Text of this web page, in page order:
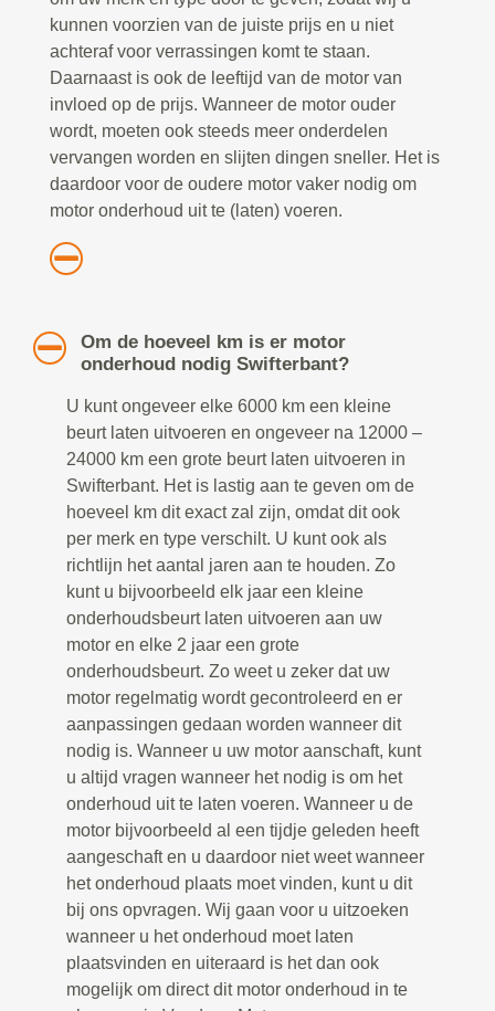
kunnen voorzien van de juiste prijs en u niet
achteraf voor verrassingen komt te staan.
Daarnaast is ook de leeftijd van de motor van
invloed op de prijs. Wanneer de motor ouder
wordt, moeten ook steeds meer onderdelen
vervangen worden en slijten dingen sneller. Het is
daardoor voor de oudere motor vaker nodig om
motor onderhoud uit te (laten) voeren.
Om de hoeveel km is er motor
onderhoud nodig Swifterbant?
U kunt ongeveer elke 6000 km een kleine
beurt laten uitvoeren en ongeveer na 12000 –
24000 km een grote beurt laten uitvoeren in
Swifterbant. Het is lastig aan te geven om de
hoeveel km dit exact zal zijn, omdat dit ook
per merk en type verschilt. U kunt ook als
richtlijn het aantal jaren aan te houden. Zo
kunt u bijvoorbeeld elk jaar een kleine
onderhoudsbeurt laten uitvoeren aan uw
motor en elke 2 jaar een grote
onderhoudsbeurt. Zo weet u zeker dat uw
motor regelmatig wordt gecontroleerd en er
aanpassingen gedaan worden wanneer dit
nodig is. Wanneer u uw motor aanschaft, kunt
u altijd vragen wanneer het nodig is om het
onderhoud uit te laten voeren. Wanneer u de
motor bijvoorbeeld al een tijdje geleden heeft
aangeschaft en u daardoor niet weet wanneer
het onderhoud plaats moet vinden, kunt u dit
bij ons opvragen. Wij gaan voor u uitzoeken
wanneer u het onderhoud moet laten
plaatsvinden en uiteraard is het dan ook
mogelijk om direct dit motor onderhoud in te